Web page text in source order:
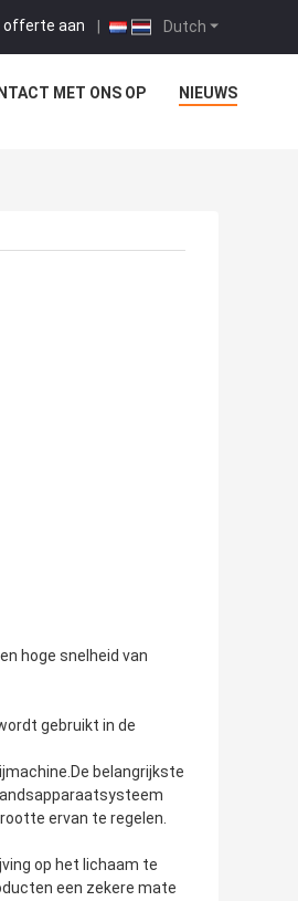
Dutch
offerte aan |
MET ONS OP NIEUWS
hoge snelheid van
gebruikt in de
belangrijkste
ervan te regelen.
op het lichaam te
een zekere mate